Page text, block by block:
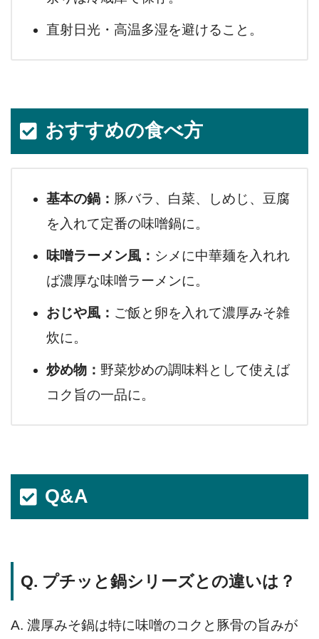
直射日光・高温多湿を避けること。
おすすめの食べ方
基本の鍋： 豚バラ、白菜、しめじ、豆腐
を入れて定番の味噌鍋に。
味噌ラーメン風： シメに中華麺を入れれ
ば濃厚な味噌ラーメンに。
おじや風： ご飯と卵を入れて濃厚みそ雑
炊に。
炒め物： 野菜炒めの調味料として使えば
コク旨の一品に。
Q&A
Q. プチッと鍋シリーズとの違いは？
A. 濃厚みそ鍋は特に味噌のコクと豚骨の旨みが